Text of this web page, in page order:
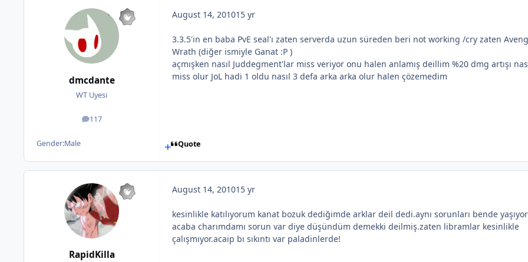
dmcdante
WT Uyesi
117
posts
Gender:Male
August 14, 201015 yr
3.3.5'in en baba PvE seal'ı zaten serverda uzun süreden beri not working /cry zaten
Wrath (diğer ismiyle Ganat :P )
açmışken nasıl Juddegment'lar miss veriyor onu halen anlamış deillim %20 dmg artışı
miss olur JoL hadi 1 oldu nasıl 3 defa arka arka olur halen çözemedim
Quote
RapidKilla
August 14, 201015 yr
kesinlikle katılıyorum kanat bozuk dediğimde arklar deil dedi.aynı sorunları bende
acaba charımdamı sorun var diye düşündüm demekki deilmiş.zaten libramlar kesinlikle
çalışmıyor.acaip bı sıkıntı var paladinlerde!